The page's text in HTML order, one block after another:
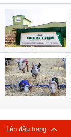
Lên đầu trang